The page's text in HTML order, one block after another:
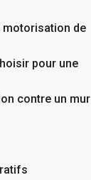
motorisation de
pour une
contre un mur